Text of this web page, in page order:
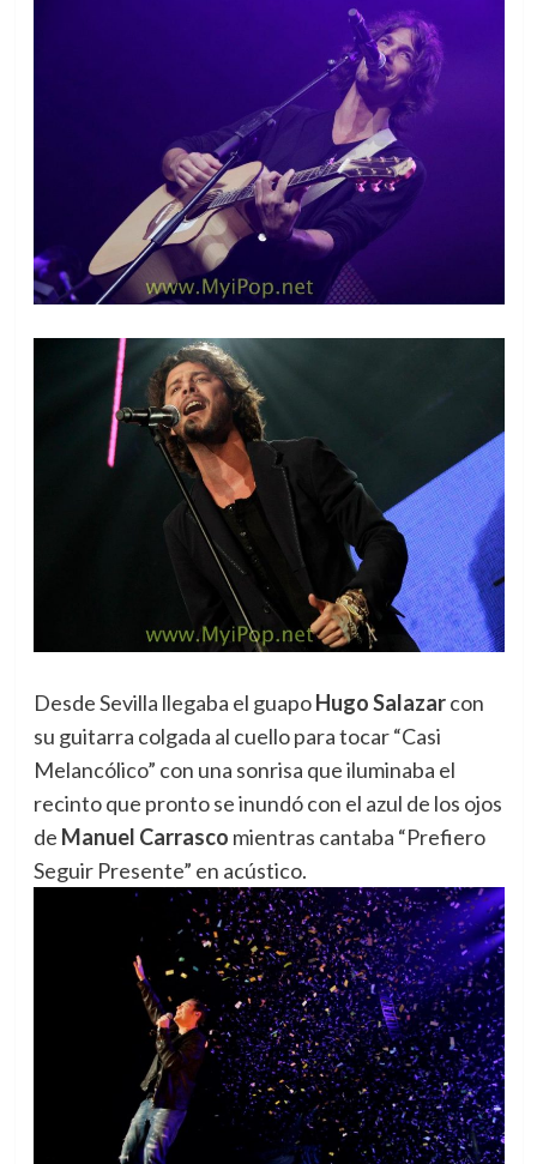
Desde Sevilla llegaba el guapoHugo Salazarcon
su guitarra colgada al cuello para tocar “Casi
Melancólico” con una sonrisa que iluminaba el
recinto que pronto se inundó con el azul de los ojos
de Manuel Carrasco mientras cantaba “Prefiero
Seguir Presente” en acústico.